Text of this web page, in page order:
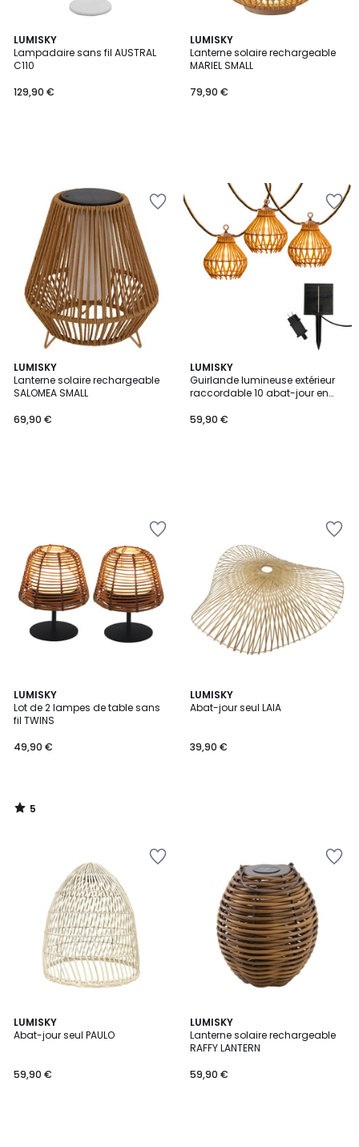
LUMISKY
Lampadaire sans fil AUSTRAL
C110
129,90 €
LUMISKY
Lanterne solaire rechargeable
MARIEL SMALL
79,90 €
LUMISKY
Lanterne solaire rechargeable
SALOMEA SMALL
69,90 €
LUMISKY
Guirlande lumineuse extérieur
raccordable 10 abat-jour en
blanc chaud 8m solaire et sur
59,90 €
LUMISKY
Lot de 2 lampes de table sans
fil TWINS
49,90 €
5
/
5
5
/
LUMISKY
Abat-jour seul LAIA
39,90 €
LUMISKY
Abat-jour seul PAULO
59,90 €
LUMISKY
Lanterne solaire rechargeable
RAFFY LANTERN
59,90 €